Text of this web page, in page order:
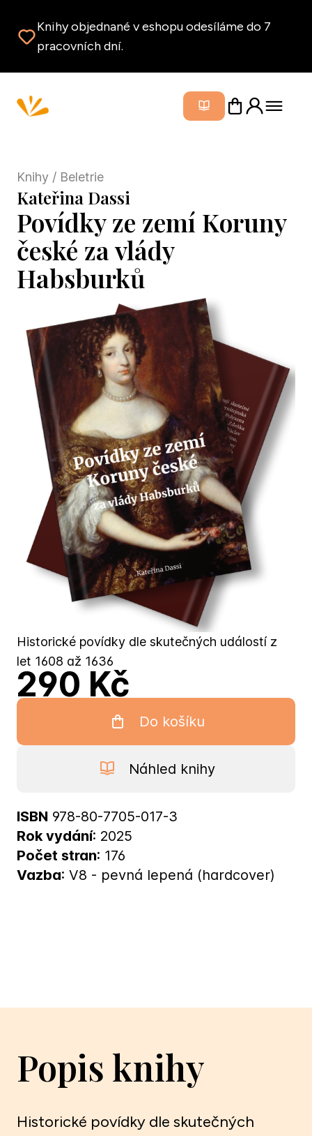
Knihy objednané v eshopu odesíláme do 7
pracovních dní.
Zavřít
Knihy / Beletrie
Kateřina Dassi
Povídky ze zemí Koruny
české za vlády
Habsburků
Historické povídky dle skutečných událostí z
let 1608 až 1636
290 Kč
Do košíku
Náhled knihy
ISBN 978-80-7705-017-3
Rok vydání: 2025
Počet stran: 176
Vazba: V8 - pevná lepená (hardcover)
Popis knihy
Historické povídky dle skutečných